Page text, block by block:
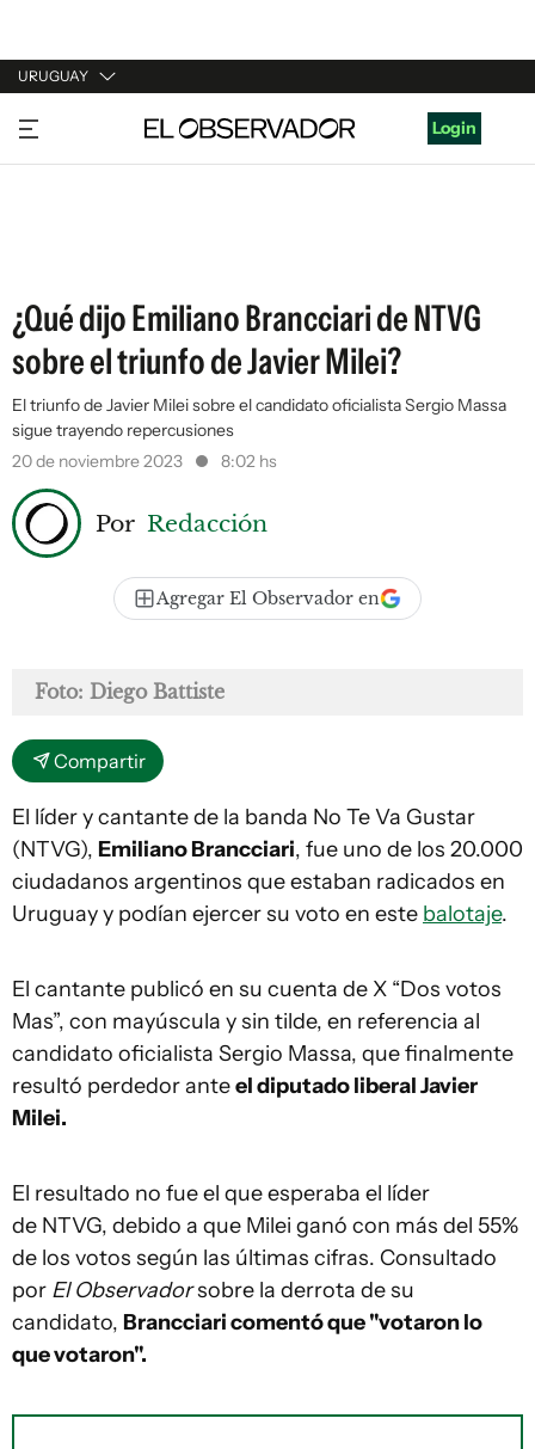
URUGUAY
URUGUAY
ARGENTINA
Login
¿Qué dijo Emiliano Brancciari de NTVG
sobre el triunfo de Javier Milei?
El triunfo de Javier Milei sobre el candidato oficialista Sergio Massa
sigue trayendo repercusiones
20 de noviembre 2023
8:02 hs
Por Redacción
Agregar El Observador en
Foto: Diego Battiste
Compartir
El líder y cantante de la banda No Te Va Gustar
(NTVG), Emiliano Brancciari, fue uno de los 20.000
ciudadanos argentinos que estaban radicados en
Uruguay y podían ejercer su voto en este balotaje.
El cantante publicó en su cuenta de X “Dos votos
Mas”, con mayúscula y sin tilde, en referencia al
candidato oficialista Sergio Massa, que finalmente
resultó perdedor anteel diputado liberal Javier
Milei.
El resultado no fue el que esperaba el líder
de NTVG, debido a que Milei ganó con más del 55%
de los votos según las últimas cifras. Consultado
por El Observadorsobre la derrota de su
candidato, Brancciari comentó que "votaron lo
que votaron".